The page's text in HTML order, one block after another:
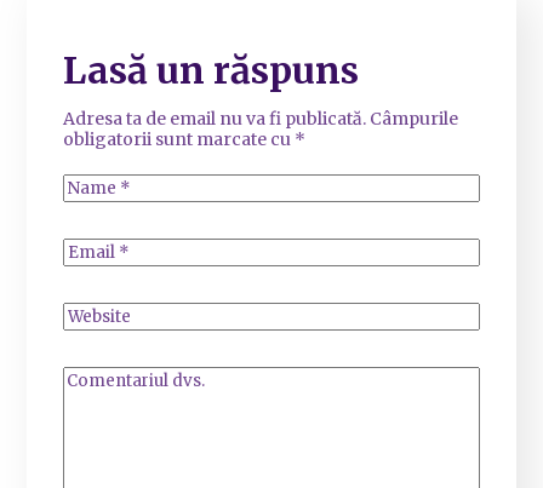
Lasă un răspuns
Adresa ta de email nu va fi publicată. Câmpurile
obligatorii sunt marcate cu *